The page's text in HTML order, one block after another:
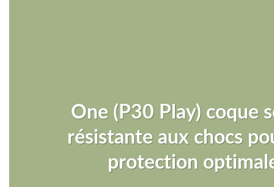
One (P30 Play) coque
résistante aux chocs
protection